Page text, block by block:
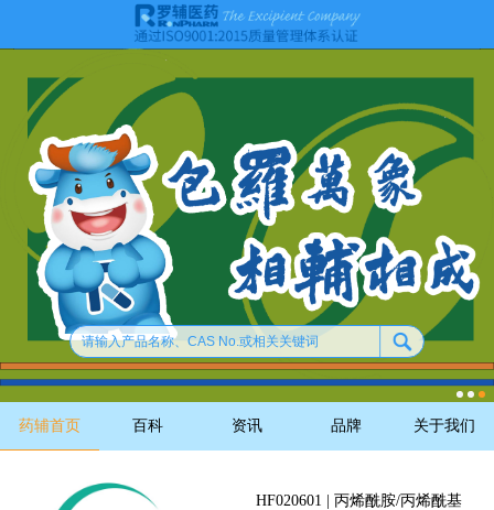
药辅首页 百科 资讯 品牌 关于我们
HF020601 | 丙烯酰胺/丙烯酰基